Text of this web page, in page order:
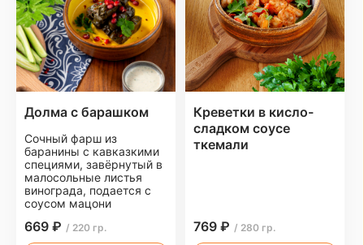
Долма с барашком
Сочный фарш из
баранины с кавказкими
специями, завёрнутый в
малосольные листья
винограда, подается с
соусом мацони
669 ₽ / 220 гр.
Креветки в кисло-
сладком соусе
ткемали
769 ₽ / 280 гр.